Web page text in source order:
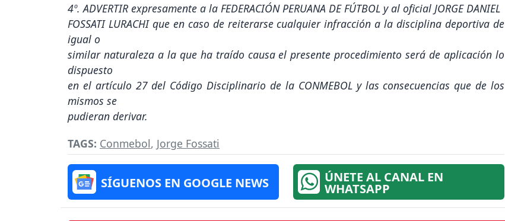
4º. ADVERTIR expresamente a la FEDERACIÓN PERUANA DE FÚTBOL y al oficial JORGE DANIEL
FOSSATI LURACHI que en caso de reiterarse cualquier infracción a la disciplina deportiva de
igual o
similar naturaleza a la que ha traído causa el presente procedimiento será de aplicación lo
dispuesto
en el artículo 27 del Código Disciplinario de la CONMEBOL y las consecuencias que de los
mismos se
pudieran derivar.
TAGS: Conmebol, Jorge Fossati
SÍGUENOS EN GOOGLE NEWS ÚNETE AL CANAL EN
WHATSAPP